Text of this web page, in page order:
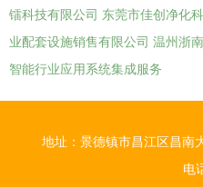
镭科技有限公司 东莞市佳创净化
业配套设施销售有限公司 温州浙
智能行业应用系统集成服务
地址：景德镇市昌江区昌南
电